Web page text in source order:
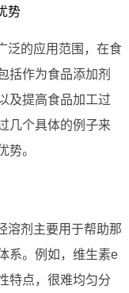
势
泛的应用范围，在食
括作为食品添加剂
及提高食品加工过
几个具体的例子来
势。
溶剂主要用于帮助那
系。例如，维生素e
特点，很难均匀分